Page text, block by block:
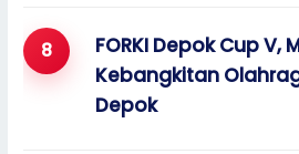
FORKI Depok Cup V,
Kebangkitan
Depok